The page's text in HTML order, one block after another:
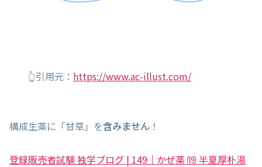
👆引用元： https://www.ac-illust.com/
構成生薬に「甘草」を含みません ！
登録販売者試験 独学ブログ | 149｜かぜ薬 ⒆ 半夏厚朴湯